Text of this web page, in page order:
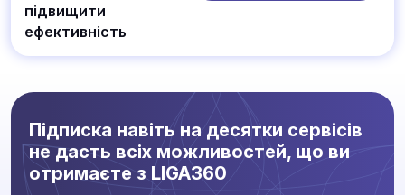
підвищити
ефективність
Підписка навіть на десятки сервісів
не дасть всіх можливостей, що ви
отримаєте з LIGA360